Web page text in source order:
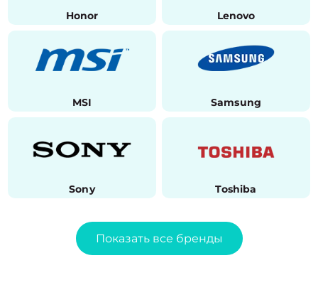
Honor Lenovo
MSI Samsung
Sony Toshiba
Показать все бренды